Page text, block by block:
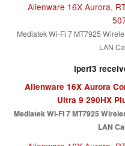
Alienware 16X Aurora,
Mediatek Wi-Fi 7 MT7925
LAN
iperf3
Alienware 16X Aurora
Ultra 9 290HX
Mediatek Wi-Fi 7 MT7925
LAN